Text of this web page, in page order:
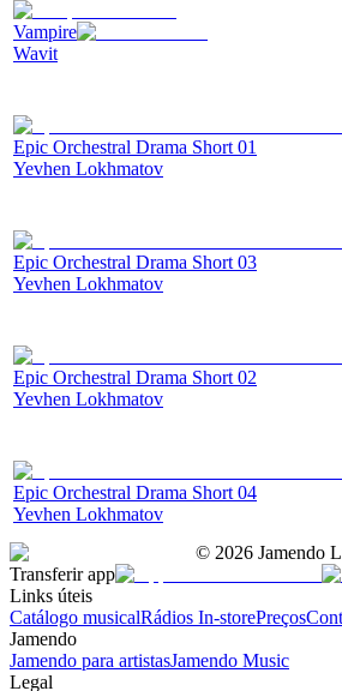
Vampire
Wavit
Epic Orchestral Drama Short 01
Yevhen Lokhmatov
Epic Orchestral Drama Short 03
Yevhen Lokhmatov
Epic Orchestral Drama Short 02
Yevhen Lokhmatov
Epic Orchestral Drama Short 04
Yevhen Lokhmatov
© 2026 Jamendo
Transferir app
Links úteis
Catálogo musicalRádios In-storePreços
Jamendo
Jamendo para artistasJamendo Music
Legal